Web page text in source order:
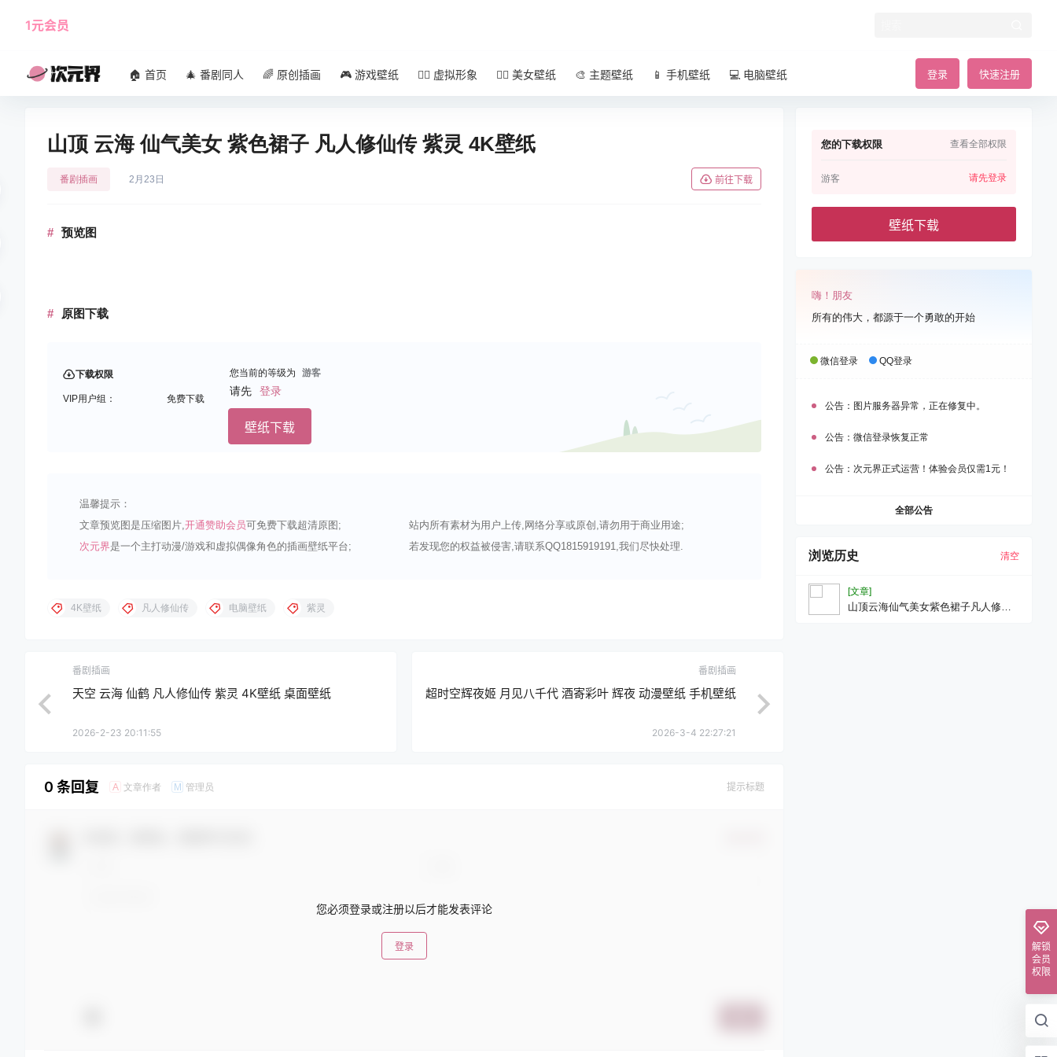
1元会员
登录 快速注册
🏠 首页 🎄 番剧同人 🌈 原创插画 🎮 游戏壁纸 🧚‍♀️ 虚拟形象 🧜‍♀️ 美女壁纸 🎨 主题壁纸 📱 手机壁纸 💻 电脑壁纸
山顶 云海 仙气美女 紫色裙子 凡人修仙传 紫灵 4K壁纸
番剧插画 2月23日 前往下载
预览图
原图下载
下载权限
VIP用户组： 免费下载
您当前的等级为 游客
请先 登录
壁纸下载
温馨提示：
文章预览图是压缩图片,开通赞助会员可免费下载超清原图;
站内所有素材为用户上传,网络分享或原创,请勿用于商业用途;
次元界是一个主打动漫/游戏和虚拟偶像角色的插画壁纸平台; 若发现您的权益被侵害,请联系QQ1815919191,我们尽快处理.
4K壁纸 凡人修仙传 电脑壁纸 紫灵
番剧插画
天空 云海 仙鹤 凡人修仙传 紫灵 4K壁纸 桌面壁纸
2026-2-23 20:11:55
番剧插画
超时空辉夜姬 月见八千代 酒寄彩叶 辉夜 动漫壁纸 手机壁纸
2026-3-4 22:27:21
0 条回复 A 文章作者 M 管理员 提示标题
您必须登录或注册以后才能发表评论
登录
您的下载权限 查看全部权限
游客 请先登录
壁纸下载
嗨！朋友
所有的伟大，都源于一个勇敢的开始
微信登录 QQ登录
公告： 图片服务器异常，正在修复中。
公告： 微信登录恢复正常
公告： 次元界正式运营！体验会员仅需1元！
全部公告
浏览历史 清空
[文章]
山顶云海仙气美女紫色裙子凡人修仙
解锁
会员
权限